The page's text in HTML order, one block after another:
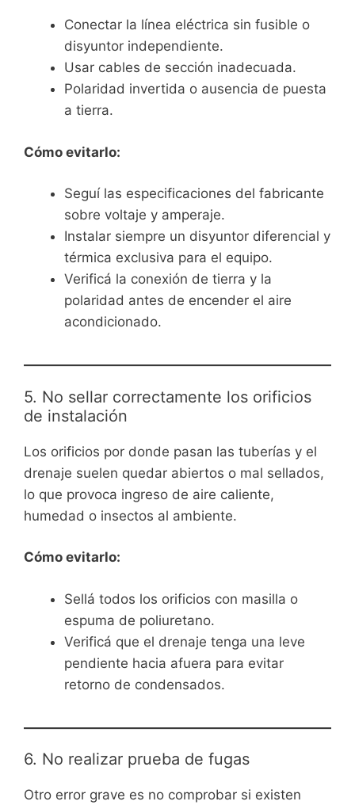
Conectar la línea eléctrica sin fusible o
disyuntor independiente.
Usar cables de sección inadecuada.
Polaridad invertida o ausencia de puesta
a tierra.
Cómo evitarlo:
Seguí las especificaciones del fabricante
sobre voltaje y amperaje.
Instalar siempre un disyuntor diferencial y
térmica exclusiva para el equipo.
Verificá la conexión de tierra y la
polaridad antes de encender el aire
acondicionado.
5. No sellar correctamente los orificios
de instalación
Los orificios por donde pasan las tuberías y el
drenaje suelen quedar abiertos o mal sellados,
lo que provoca ingreso de aire caliente,
humedad o insectos al ambiente.
Cómo evitarlo:
Sellá todos los orificios con masilla o
espuma de poliuretano.
Verificá que el drenaje tenga una leve
pendiente hacia afuera para evitar
retorno de condensados.
6. No realizar prueba de fugas
Otro error grave es no comprobar si existen